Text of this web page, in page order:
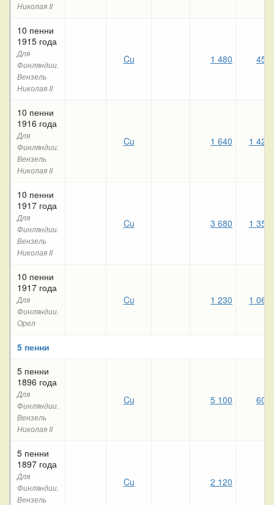
Николая II
10 пенни
1915 года
Для
Финляндии.
Вензель
Николая II
Cu 1 480 450
10 пенни
1916 года
Для
Финляндии.
Вензель
Николая II
Cu 1 640 1 420
10 пенни
1917 года
Для
Финляндии.
Вензель
Николая II
Cu 3 680 1 350
10 пенни
1917 года
Для
Финляндии.
Орел
Cu 1 230 1 060
5 пенни
5 пенни
1896 года
Для
Финляндии.
Вензель
Николая II
Cu 5 100 600
5 пенни
1897 года
Для
Финляндии.
Вензель
Cu 2 120